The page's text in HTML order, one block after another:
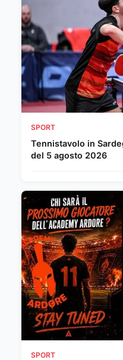
SPORT
Tennistavolo in
del 5 agosto 2026
SPORT